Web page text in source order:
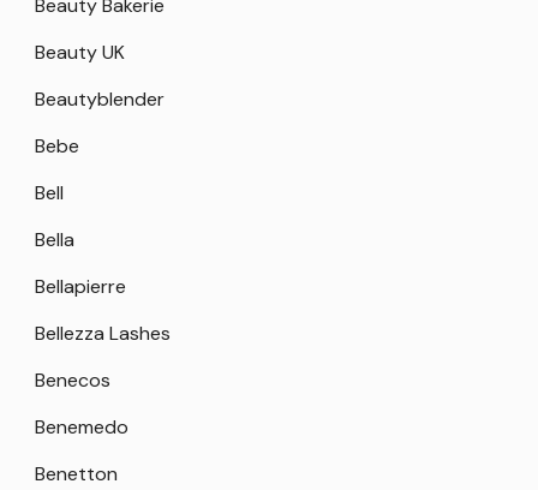
Beauty Bakerie
Beauty UK
Beautyblender
Bebe
Bell
Bella
Bellapierre
Bellezza Lashes
Benecos
Benemedo
Benetton